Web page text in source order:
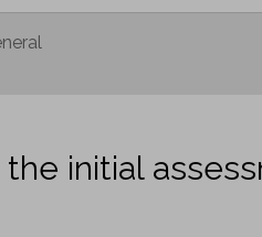
initial